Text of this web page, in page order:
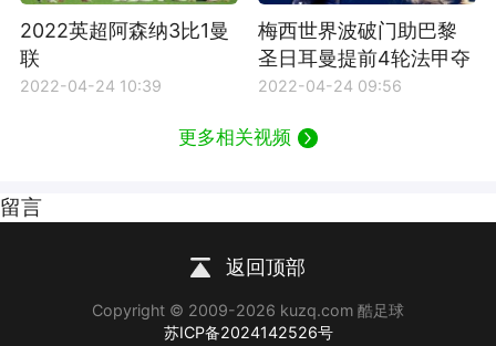
2022英超阿森纳3比1曼
联
2022-04-24 10:39
梅西世界波破门助巴黎
圣日耳曼提前4轮法甲夺
冠
2022-04-24 09:56
更多相关视频
留言
返回顶部
Copyright © 2009-2026 kuzq.com 酷足球
苏ICP备2024142526号